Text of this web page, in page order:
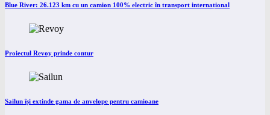
Blue River: 26.123 km cu un camion 100% electric în transport internațional
Proiectul Revoy prinde contur
Sailun își extinde gama de anvelope pentru camioane